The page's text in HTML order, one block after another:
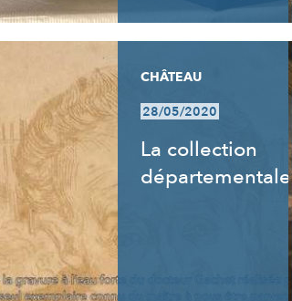
CHÂTEAU
28/05/2020
La collection
départementale